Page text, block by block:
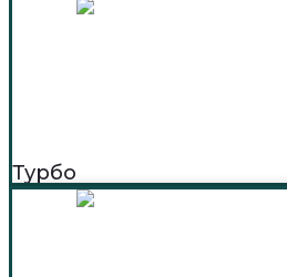
Турбо